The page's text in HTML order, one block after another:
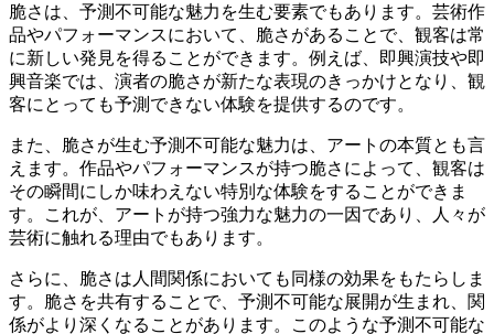
脆さは、予測不可能な魅力を生む要素でもあります。芸術作
品やパフォーマンスにおいて、脆さがあることで、観客は常
に新しい発見を得ることができます。例えば、即興演技や即
興音楽では、演者の脆さが新たな表現のきっかけとなり、観
客にとっても予測できない体験を提供するのです。
また、脆さが生む予測不可能な魅力は、アートの本質とも言
えます。作品やパフォーマンスが持つ脆さによって、観客は
その瞬間にしか味わえない特別な体験をすることができま
す。これが、アートが持つ強力な魅力の一因であり、人々が
芸術に触れる理由でもあります。
さらに、脆さは人間関係においても同様の効果をもたらしま
す。脆さを共有することで、予測不可能な展開が生まれ、関
係がより深くなることがあります。このような予測不可能な